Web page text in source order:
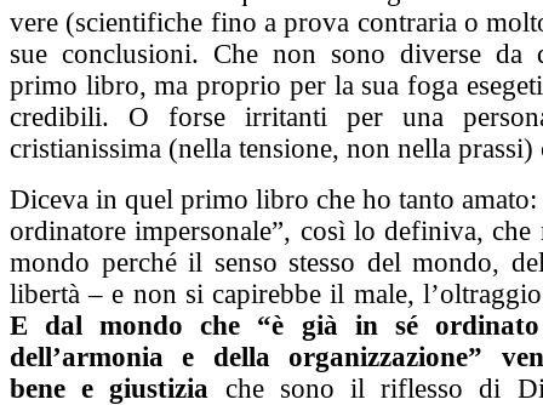
vere (scientifiche fino a prova contraria o
sue conclusioni. Che non sono diverse da
primo libro, ma proprio per la sua foga
credibili. O forse irritanti per una
cristianissima (nella tensione, non nella prassi)
Diceva in quel primo libro che ho tanto
ordinatore impersonale”, così lo definiva,
mondo perché il senso stesso del mondo,
libertà – e non si capirebbe il male,
E dal mondo che “è già in sé
dell’armonia e della organizzazione”
bene e giustizia che sono il riflesso di